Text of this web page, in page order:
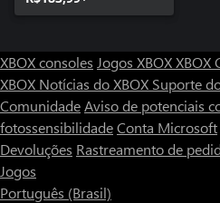
XBOX consoles Jogos XBOXXBOX
XBOX Notícias do XBOX Suporte
ComunidadeAviso de potenciais
fotossensibilidadeConta Microsoft
Devoluções Rastreamento de
Jogos
Português (Brasil)